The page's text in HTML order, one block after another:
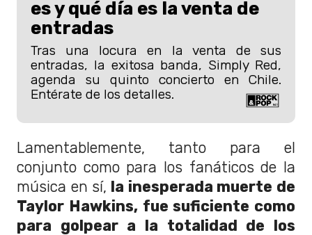
es y qué día es la venta de
entradas
Tras una locura en la venta de sus
entradas, la exitosa banda, Simply Red,
agenda su quinto concierto en Chile.
Entérate de los detalles.
Lamentablemente, tanto para el
conjunto como para los fanáticos de la
música en sí, la inesperada muerte de
Taylor Hawkins, fue suficiente como
para golpear a la totalidad de los